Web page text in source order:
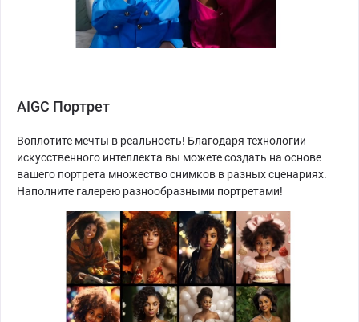
AIGC Портрет
Воплотите мечты в реальность! Благодаря технологии
искусственного интеллекта вы можете создать на основе
вашего портрета множество снимков в разных сценариях.
Наполните галерею разнообразными портретами!